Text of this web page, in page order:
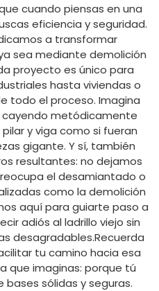
cuando piensas en una
eficiencia y seguridad.
a transformar
sea mediante demolición
proyecto es único para
hasta viviendas o
todo el proceso. Imagina
cayendo metódicamente
y viga como si fueran
gigante. Y sí, también
resultantes: no dejamos
el desamiantado o
como la demolición
aquí para guiarte paso a
adiós al ladrillo viejo sin
desagradables.Recuerda
tu camino hacia esa
que imaginas: porque tú
sólidas y seguras.